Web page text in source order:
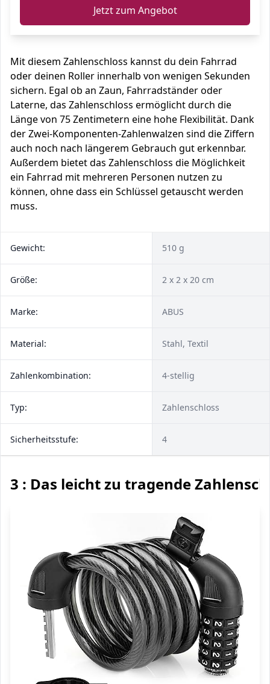
Jetzt zum Angebot
Mit diesem Zahlenschloss kannst du dein Fahrrad
oder deinen Roller innerhalb von wenigen Sekunden
sichern. Egal ob an Zaun, Fahrradständer oder
Laterne, das Zahlenschloss ermöglicht durch die
Länge von 75 Zentimetern eine hohe Flexibilität. Dank
der Zwei-Komponenten-Zahlenwalzen sind die Ziffern
auch noch nach längerem Gebrauch gut erkennbar.
Außerdem bietet das Zahlenschloss die Möglichkeit
ein Fahrrad mit mehreren Personen nutzen zu
können, ohne dass ein Schlüssel getauscht werden
muss.
Gewicht: 510 g
Größe: 2 x 2 x 20 cm
Marke: ABUS
Material: Stahl, Textil
Zahlenkombination: 4-stellig
Typ: Zahlenschloss
Sicherheitsstufe: 4
3 : Das leicht zu tragende